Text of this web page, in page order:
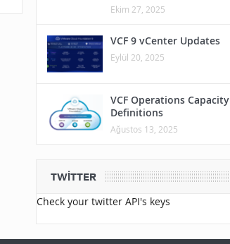
Ekim 27, 2025
VCF 9 vCenter Updates
Eylül 20, 2025
VCF Operations Capacity
Definitions
Ağustos 13, 2025
TWITTER
Check your twitter API's keys